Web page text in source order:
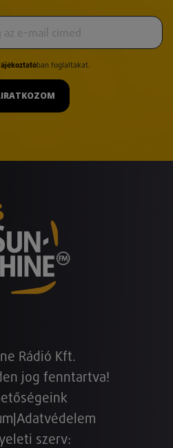
ban foglaltakat.
Rádió Kft.
jog fenntartva!
Adatvédelem
szerv: